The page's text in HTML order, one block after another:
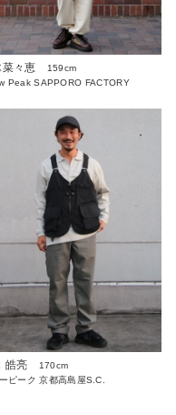
々恵
159cm
Peak SAPPORO FACTORY
皓亮
170cm
ピーク 京都高島屋S.C.